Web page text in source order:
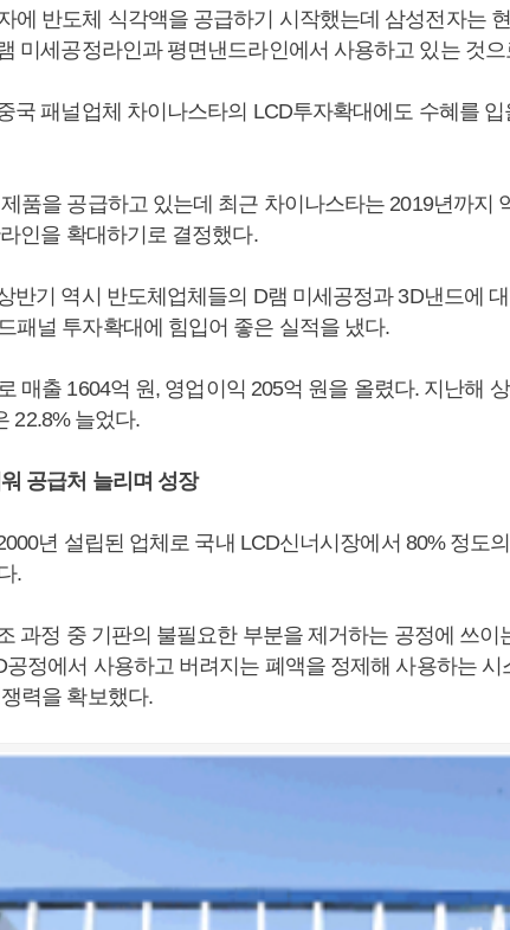
에 반도체 식각액을 공급하기 시작했는데 삼성전자는
미세공정라인과 평면낸드라인에서 사용하고 있는 것
국 패널업체 차이나스타의 LCD투자확대에도 수혜를
품을 공급하고 있는데 최근 차이나스타는 2019년까지
인을 확대하기로 결정했다.
반기 역시 반도체업체들의 D램 미세공정과 3D낸드에
패널 투자확대에 힘입어 좋은 실적을 냈다.
매출 1604억 원, 영업이익 205억 원을 올렸다. 지난해
22.8% 늘었다.
공급처 늘리며 성장
년 설립된 업체로 국내 LCD신너시장에서 80% 정도
.
과정 중 기판의 불필요한 부분을 제거하는 공정에 쓰이
정에서 사용하고 버려지는 폐액을 정제해 사용하는 시
력을 확보했다.